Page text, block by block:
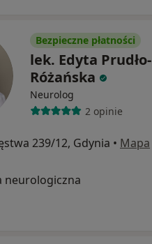
Bezpieczne płatności
lek. Edyta Prudło-
Różańska
Neurolog
2 opinie
239/12, Gdynia • Mapa
neurologiczna